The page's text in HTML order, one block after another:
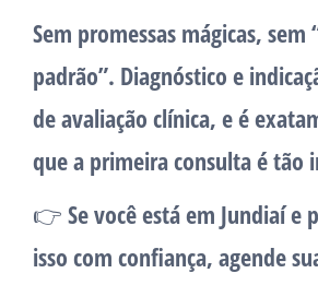
Sem promessas mágicas, sem
padrão”. Diagnóstico e
de avaliação clínica, e é
que a primeira consulta é tão
👉 Se você está em Jundiaíe
isso com confiança, agende